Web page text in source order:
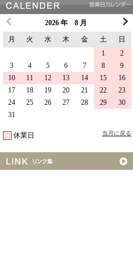
2026 年 8 月
月
火 水 木 金 土
日
1
2
3
4 5 6 7 8
9
10
11 12 13 14 15
16
17
18 19 20 21 22
23
24
25 26 27 28 29
30
31
休業日 当月に戻る